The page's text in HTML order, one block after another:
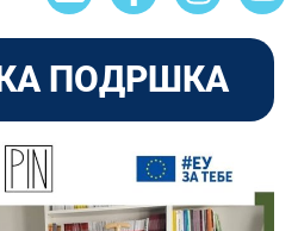
ПОДРШКА